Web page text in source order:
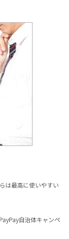
は最高に使いやすい
自治体キャンペ